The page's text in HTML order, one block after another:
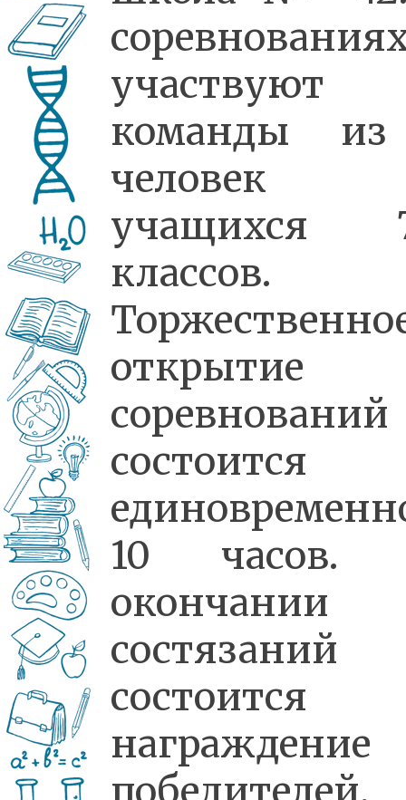
участвуют
команды
человек
учащихся
классов.
открытие
соревнований
состоится
10 часов.
окончании
состязаний
состоится
награждение